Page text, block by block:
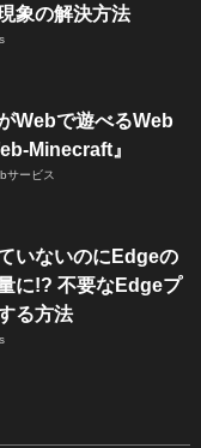
象の解決方法
Webで遊べるWeb
Minecraft』
サービス
いないのにEdgeの
に!? 不要なEdgeプ
る方法